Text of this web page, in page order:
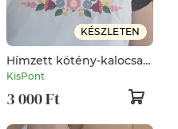
KÉSZLETEN
Hímzett kötény-kalocsa
fűzér/fehér
KisPont
3 000 Ft